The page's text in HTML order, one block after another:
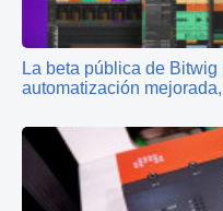
La beta pública de
automatización